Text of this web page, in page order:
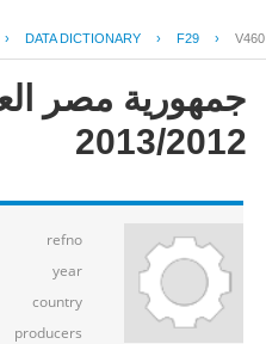
› DATA DICTIONARY › F29 › V460
جمهورية مصر
2013/2012
refno
year
country
producers